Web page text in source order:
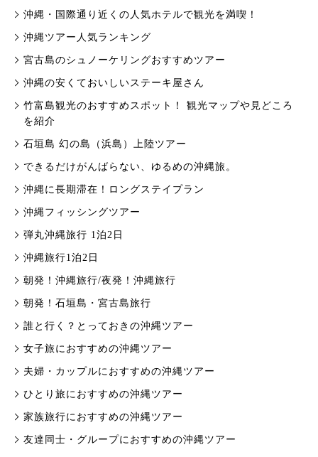
沖縄・国際通り近くの人気ホテルで観光を満喫！
沖縄ツアー人気ランキング
宮古島のシュノーケリングおすすめツアー
沖縄の安くておいしいステーキ屋さん
竹富島観光のおすすめスポット！ 観光マップや見どころ
を紹介
石垣島 幻の島（浜島）上陸ツアー
できるだけがんばらない、ゆるめの沖縄旅。
沖縄に長期滞在！ロングステイプラン
沖縄フィッシングツアー
弾丸沖縄旅行 1泊2日
沖縄旅行1泊2日
朝発！沖縄旅行/夜発！沖縄旅行
朝発！石垣島・宮古島旅行
誰と行く？とっておきの沖縄ツアー
女子旅におすすめの沖縄ツアー
夫婦・カップルにおすすめの沖縄ツアー
ひとり旅におすすめの沖縄ツアー
家族旅行におすすめの沖縄ツアー
友達同士・グループにおすすめの沖縄ツアー